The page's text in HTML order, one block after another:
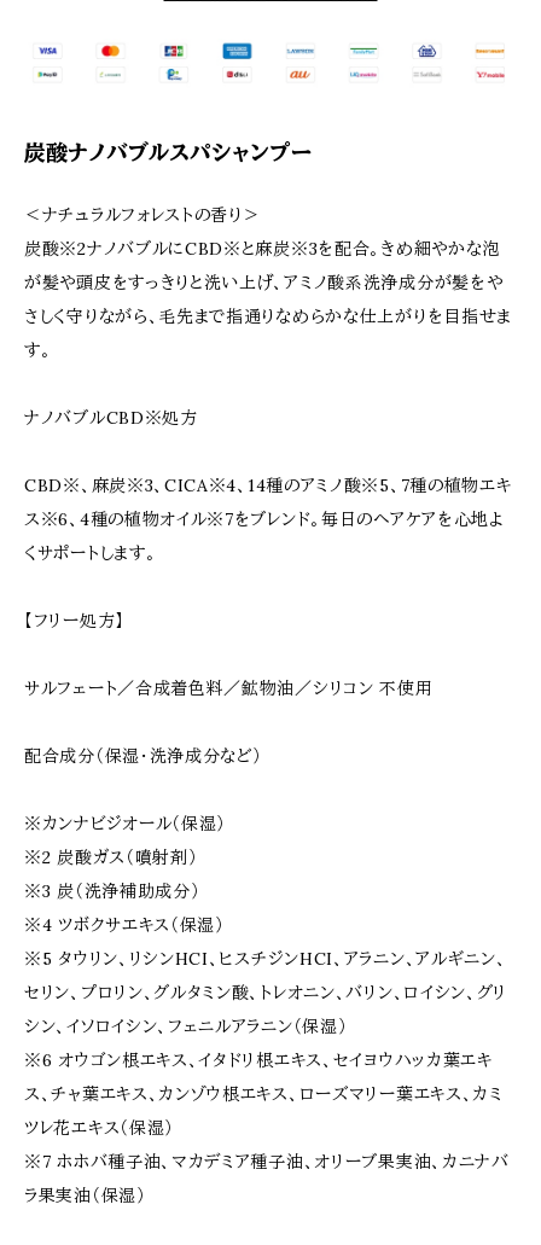
炭酸ナノバブルスパシャンプー
＜ナチュラルフォレストの香り＞
炭酸※2ナノバブルにCBD※と麻炭※3を配合。きめ細やかな泡
が髪や頭皮をすっきりと洗い上げ、アミノ酸系洗浄成分が髪をや
さしく守りながら、毛先まで指通りなめらかな仕上がりを目指せま
す。
ナノバブルCBD※処方
CBD※、麻炭※3、CICA※4、14種のアミノ酸※5、7種の植物エキ
ス※6、4種の植物オイル※7をブレンド。毎日のヘアケアを心地よ
くサポートします。
【フリー処方】
サルフェート／合成着色料／鉱物油／シリコン 不使用
配合成分（保湿・洗浄成分など）
※カンナビジオール（保湿）
※2 炭酸ガス（噴射剤）
※3 炭（洗浄補助成分）
※4 ツボクサエキス（保湿）
※5 タウリン、リシンHCI、ヒスチジンHCI、アラニン、アルギニン、
セリン、プロリン、グルタミン酸、トレオニン、バリン、ロイシン、グリ
シン、イソロイシン、フェニルアラニン（保湿）
※6 オウゴン根エキス、イタドリ根エキス、セイヨウハッカ葉エキ
ス、チャ葉エキス、カンゾウ根エキス、ローズマリー葉エキス、カミ
ツレ花エキス（保湿）
※7 ホホバ種子油、マカデミア種子油、オリーブ果実油、カニナバ
ラ果実油（保湿）